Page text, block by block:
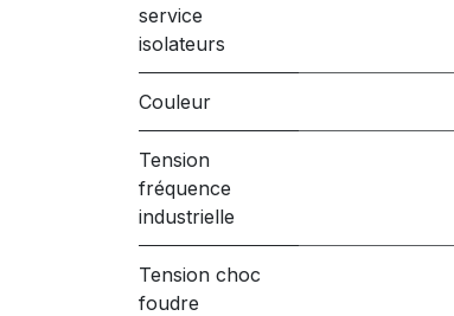
service
isolateurs
Couleur
Tension
fréquence
industrielle
Tension choc
foudre